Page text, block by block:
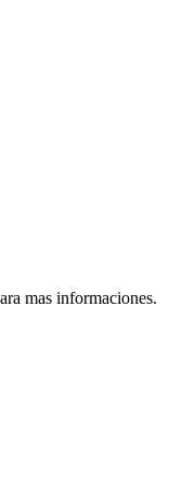
mas informaciones.